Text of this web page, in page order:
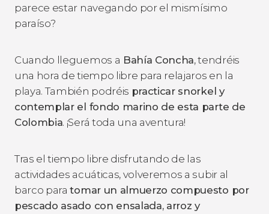
parece estar navegando por el mismísimo
paraíso?
Cuando lleguemos a Bahía Concha, tendréis
una hora de tiempo libre para relajaros en la
playa. También podréis practicar snorkel y
contemplar el fondo marino de esta parte de
Colombia. ¡Será toda una aventura!
Tras el tiempo libre disfrutando de las
actividades acuáticas, volveremos a subir al
barco paratomar un almuerzo compuesto por
pescado asado con ensalada, arroz y